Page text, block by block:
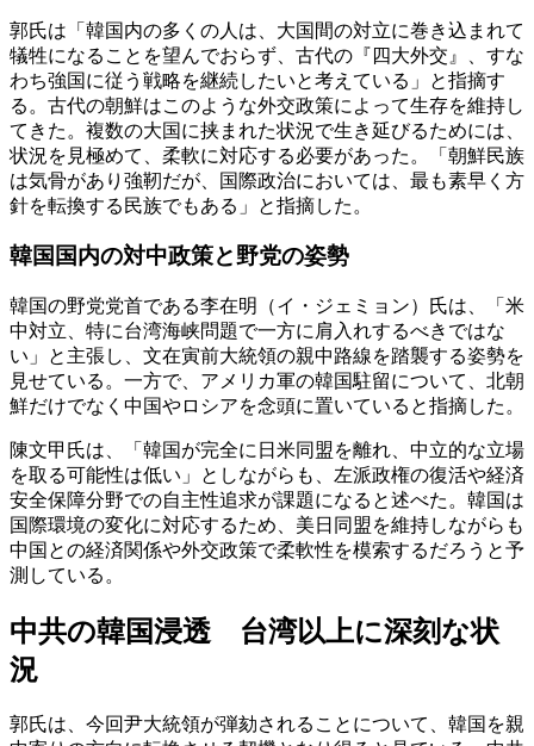
郭氏は「韓国内の多くの人は、大国間の対立に巻き込まれて
犠牲になることを望んでおらず、古代の『四大外交』、すな
わち強国に従う戦略を継続したいと考えている」と指摘す
る。古代の朝鮮はこのような外交政策によって生存を維持し
てきた。複数の大国に挟まれた状況で生き延びるためには、
状況を見極めて、柔軟に対応する必要があった。「朝鮮民族
は気骨があり強靭だが、国際政治においては、最も素早く方
針を転換する民族でもある」と指摘した。
韓国国内の対中政策と野党の姿勢
韓国の野党党首である李在明（イ・ジェミョン）氏は、「米
中対立、特に台湾海峡問題で一方に肩入れするべきではな
い」と主張し、文在寅前大統領の親中路線を踏襲する姿勢を
見せている。一方で、アメリカ軍の韓国駐留について、北朝
鮮だけでなく中国やロシアを念頭に置いていると指摘した。
陳文甲氏は、「韓国が完全に日米同盟を離れ、中立的な立場
を取る可能性は低い」としながらも、左派政権の復活や経済
安全保障分野での自主性追求が課題になると述べた。韓国は
国際環境の変化に対応するため、美日同盟を維持しながらも
中国との経済関係や外交政策で柔軟性を模索するだろうと予
測している。
中共の韓国浸透 台湾以上に深刻な状
況
郭氏は、今回尹大統領が弾劾されることについて、韓国を親